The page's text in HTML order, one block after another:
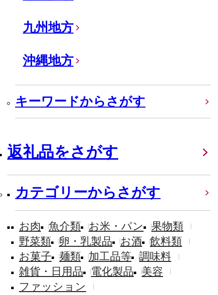
九州地方
沖縄地方
キーワードからさがす
返礼品をさがす
カテゴリーからさがす
お肉 魚介類 お米・パン
果物類
野菜類
卵・乳製品 お酒
飲料類
お菓子
麺類 加工品等
調味料
雑貨・日用品
電化製品
美容
ファッション